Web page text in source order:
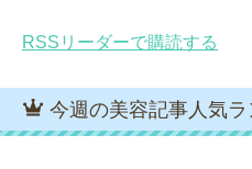
RSSリーダーで購読する
今週の美容記事人気